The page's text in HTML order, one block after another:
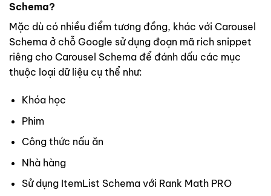
Schema?
Mặc dù có nhiều điểm tương đồng, khác với Carousel
Schema ở chỗ Google sử dụng đoạn mã rich snippet
riêng cho Carousel Schema để đánh dấu các mục
thuộc loại dữ liệu cụ thể như:
Khóa học
Phim
Công thức nấu ăn
Nhà hàng
Sử dụng ItemList Schema với Rank Math PRO